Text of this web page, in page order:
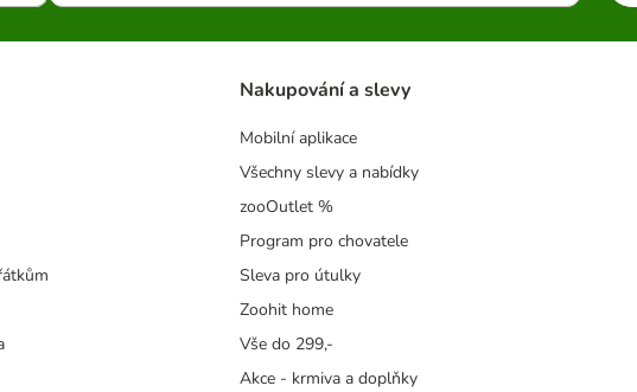
Nakupování a slevy
Mobilní aplikace
Všechny slevy a nabídky
zooOutlet %
Program pro chovatele
Sleva pro útulky
Zoohit home
Vše do 299,-
Akce - krmiva a doplňky